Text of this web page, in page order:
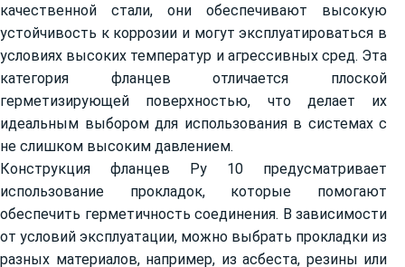
качественной стали, они обеспечивают высокую
устойчивость к коррозии и могут эксплуатироваться в
условиях высоких температур и агрессивных сред. Эта
категория фланцев отличается плоской
герметизирующей поверхностью, что делает их
идеальным выбором для использования в системах с
не слишком высоким давлением.
Конструкция фланцев Ру 10 предусматривает
использование прокладок, которые помогают
обеспечить герметичность соединения. В зависимости
от условий эксплуатации, можно выбрать прокладки из
разных материалов, например, из асбеста, резины или